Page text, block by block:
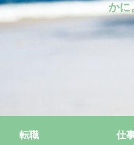
かに
転職 仕